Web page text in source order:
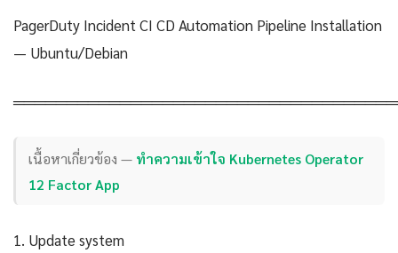
PagerDuty Incident CI CD Automation Pipeline Installation
— Ubuntu/Debian
เนื้อหาเกี่ยวข้อง — ทำความเข้าใจ Kubernetes Operator
12 Factor App
1. Update system